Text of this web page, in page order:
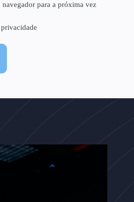
navegador para a próxima vez